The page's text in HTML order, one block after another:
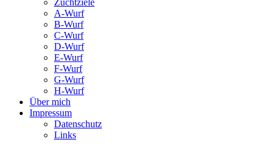
Zuchtziele
A-Wurf
B-Wurf
C-Wurf
D-Wurf
E-Wurf
F-Wurf
G-Wurf
H-Wurf
Über mich
Impressum
Datenschutz
Links